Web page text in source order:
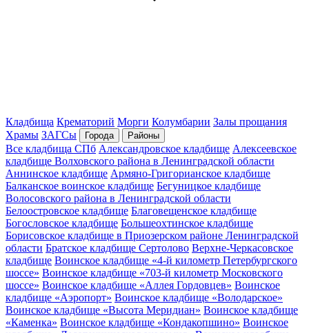
Кладбища Крематорий Морги Колумбарии Залы прощания
Храмы ЗАГСы Города Районы
Все кладбища СПб Александровское кладбище Алексеевское
кладбище Волховского района в Ленинградской области
Аннинское кладбище Армяно-Григорианское кладбище
Балканское воинское кладбище Бегуницкое кладбище
Волосовского района в Ленинградской области
Белоостровское кладбище Благовещенское кладбище
Богословское кладбище Большеохтинское кладбище
Борисовское кладбище в Приозерском районе Ленинградской
области Братское кладбище Сертолово Верхне-Черкасовское
кладбище Воинское кладбище «4-й километр Петербургского
шоссе» Воинское кладбище «703-й километр Московского
шоссе» Воинское кладбище «Аллея Гордовцев» Воинское
кладбище «Аэропорт» Воинское кладбище «Володарское»
Воинское кладбище «Высота Меридиан» Воинское кладбище
«Каменка» Воинское кладбище «Кондакопшино» Воинское